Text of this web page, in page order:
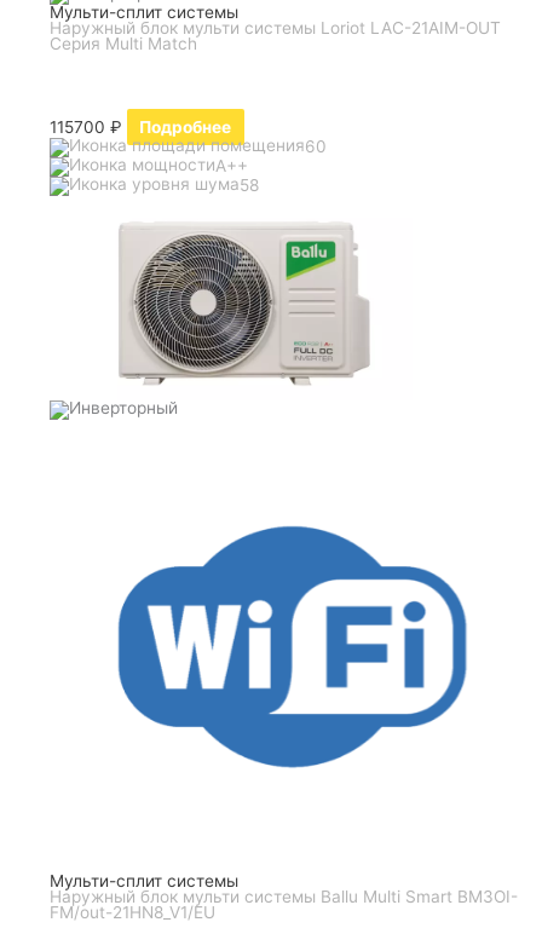
Мульти-сплит системы
Наружный блок мульти системы Loriot LAC-21AIM-OUT
Серия Multi Match
115700₽
Подробнее
60
A++
58
Мульти-сплит системы
Наружный блок мульти системы Ballu Multi Smart BM3OI-
FM/out-21HN8_V1/EU